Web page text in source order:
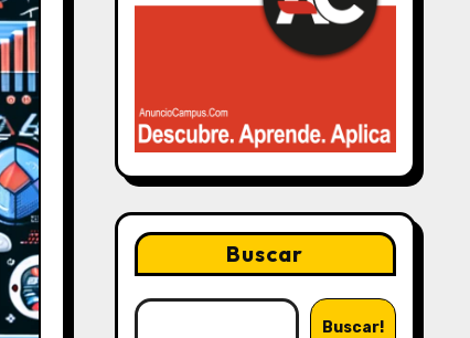
Buscar
Buscar!